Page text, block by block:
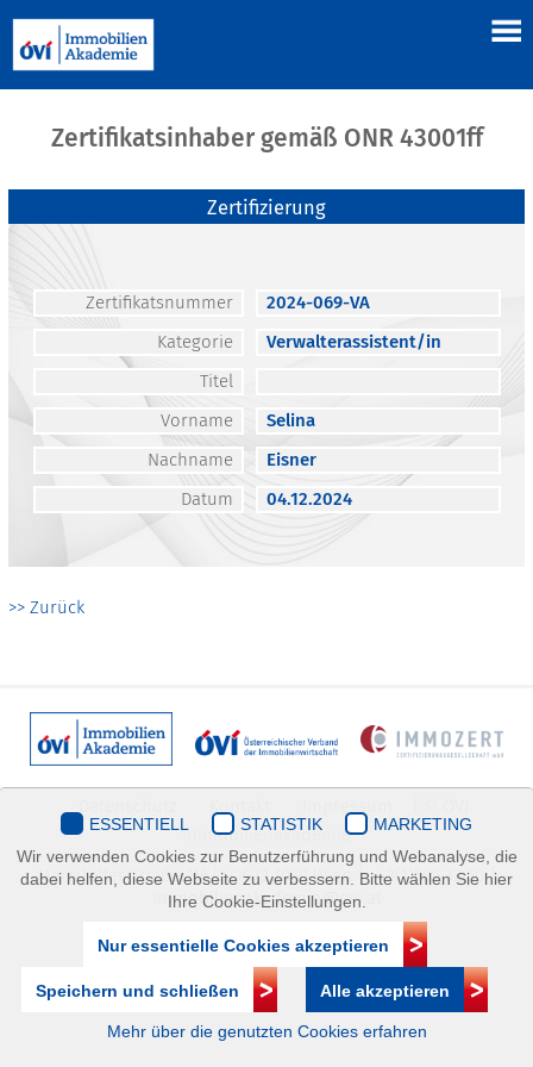
Zertifikatsinhaber gemäß ONR 43001ff
Zertifizierung
Zertifikatsnummer
2024-069-VA
Kategorie
Verwalterassistent/in
Titel
Vorname
Selina
Nachname
Eisner
Datum
04.12.2024
>> Zurück
Immobilienakademie
Mariahilfer Straße 116/2.OG/2 1070 Wien | +43(1)505 32 50 |
immobilienakademie@ovi.at
ESSENTIELL STATISTIK
MARKETING
Wir verwenden Cookies zur Benutzerführung und Webanalyse, die
dabei helfen, diese Webseite zu verbessern. Bitte wählen Sie hier
Ihre Cookie-Einstellungen.
Nur essentielle Cookies akzeptieren
Speichern und schließen Alle akzeptieren
Mehr über die genutzten Cookies erfahren